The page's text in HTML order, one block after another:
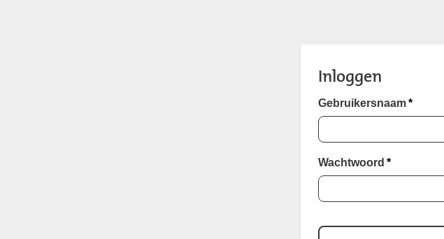
Inloggen
Gebruikersnaam *
Wachtwoord *